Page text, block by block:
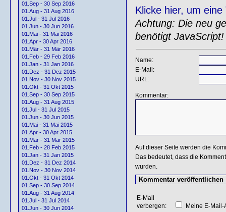
01.Sep - 30 Sep 2016
01.Aug - 31 Aug 2016
01.Jul - 31 Jul 2016
01.Jun - 30 Jun 2016
01.Mai - 31 Mai 2016
01.Apr - 30 Apr 2016
01.Mär - 31 Mär 2016
01.Feb - 29 Feb 2016
01.Jan - 31 Jan 2016
01.Dez - 31 Dez 2015
01.Nov - 30 Nov 2015
01.Okt - 31 Okt 2015
01.Sep - 30 Sep 2015
01.Aug - 31 Aug 2015
01.Jul - 31 Jul 2015
01.Jun - 30 Jun 2015
01.Mai - 31 Mai 2015
01.Apr - 30 Apr 2015
01.Mär - 31 Mär 2015
01.Feb - 28 Feb 2015
01.Jan - 31 Jan 2015
01.Dez - 31 Dez 2014
01.Nov - 30 Nov 2014
01.Okt - 31 Okt 2014
01.Sep - 30 Sep 2014
01.Aug - 31 Aug 2014
01.Jul - 31 Jul 2014
01.Jun - 30 Jun 2014
Klicke hier, um
Achtung: Die neu
benötigt JavaScript!
Name:
E-Mail:
URL:
Kommentar:
Auf dieser Seite werden die
Das bedeutet, dass die
wurden.
E-Mail
verbergen:
Meine E-